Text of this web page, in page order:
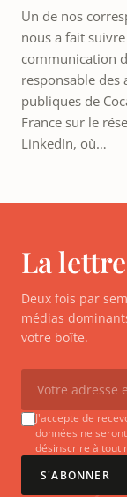
Un de nos
nous a fait
communication
responsable des
publiques de
France sur le
LinkedIn, où…
La
Deux fois par
médias
votre boîte.
J'accepte de
données ne
désinscrire à tout
S'ABONNER